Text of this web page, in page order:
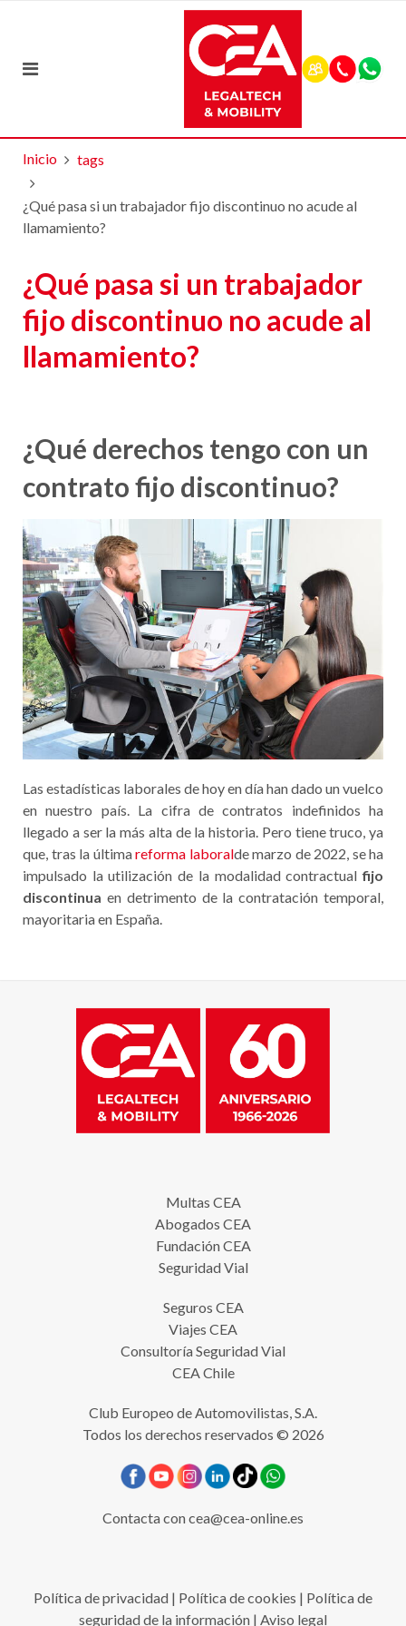
Inicio tags
¿Qué pasa si un trabajador fijo discontinuo no acude al
llamamiento?
¿Qué pasa si un trabajador
fijo discontinuo no acude al
llamamiento?
¿Qué derechos tengo con un
contrato fijo discontinuo?
Las estadísticas laborales de hoy en día han dado un vuelco
en nuestro país. La cifra de contratos indefinidos ha
llegado a ser la más alta de la historia. Pero tiene truco, ya
que, tras la últimareforma laboralde marzo de 2022, se ha
impulsado la utilización de la modalidad contractualfijo
discontinua en detrimento de la contratación temporal,
mayoritaria en España.
Multas CEA
Abogados CEA
Fundación CEA
Seguridad Vial
Seguros CEA
Viajes CEA
Consultoría Seguridad Vial
CEA Chile
Club Europeo de Automovilistas, S.A.
Todos los derechos reservados © 2026
Contacta concea@cea-online.es
Política de privacidad | Política de cookies | Política de
seguridad de la información | Aviso legal